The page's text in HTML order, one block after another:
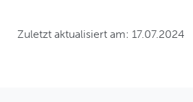
Zuletzt aktualisiert am: 17.07.2024